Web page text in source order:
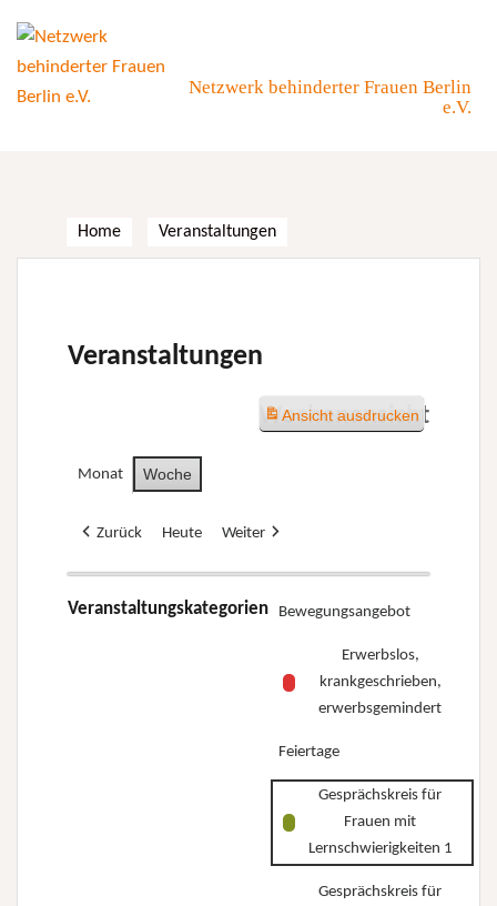
content
Netzwerk behinderter Frauen Berlin
e.V.
Home Veranstaltungen
Veranstaltungen
Wochenansicht
Monat Woche
Zurück Heute Weiter
Veranstaltungskategorien Bewegungsangebot
Erwerbslos,
krankgeschrieben,
erwerbsgemindert
Feiertage
Gesprächskreis für
Frauen mit
Lernschwierigkeiten 1
Gesprächskreis für
Ansichtausdrucken